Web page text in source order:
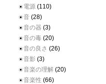
電源 (110)
音 (28)
音の器 (3)
音の毒 (20)
音の良さ (26)
音影 (3)
音楽の理解 (20)
音楽性 (66)